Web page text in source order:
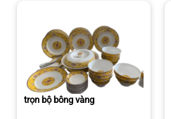
trọn bộ bông vàng